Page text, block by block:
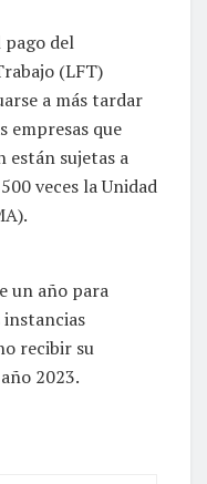
pago del
(LFT)
a más tardar
empresas que
están sujetas a
veces la Unidad
un año para
recibir su
2023.